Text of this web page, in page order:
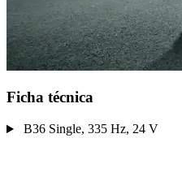
Ficha técnica
B36 Single, 335 Hz, 24 V